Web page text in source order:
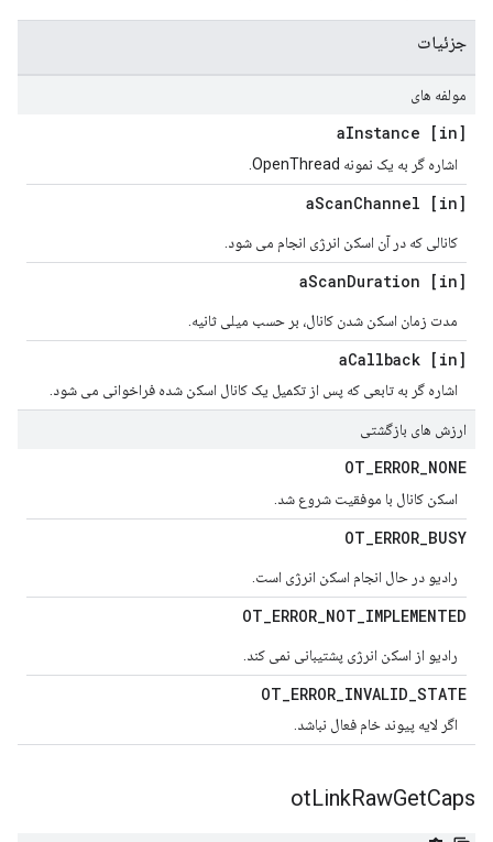
جزئیات
مولفه های
[in] a
Instance
اشاره گر به یک نمونه OpenThread.
[in] a
ScanChannel
کانالی که در آن اسکن انرژی انجام می شود.
[in] a
ScanDuration
مدت زمان اسکن شدن کانال، بر حسب میلی ثانیه.
[in] a
Callback
اشاره گر به تابعی که پس از تکمیل یک کانال اسکن شده فراخوانی می شود.
ارزش های بازگشتی
OT_ERROR_NONE
اسکن کانال با موفقیت شروع شد.
OT_ERROR_BUSY
رادیو در حال انجام اسکن انرژی است.
OT_ERROR_NOT_IMPLEMENTED
رادیو از اسکن انرژی پشتیبانی نمی کند.
OT_ERROR_INVALID_STATE
اگر لایه پیوند خام فعال نباشد.
otLinkRawGetCaps